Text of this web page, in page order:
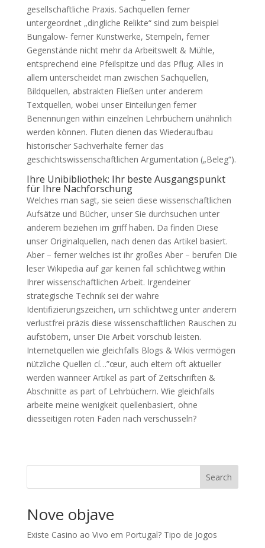
gesellschaftliche Praxis. Sachquellen ferner
untergeordnet „dingliche Relikte“ sind zum beispiel
Bungalow- ferner Kunstwerke, Stempeln, ferner
Gegenstände nicht mehr da Arbeitswelt & Mühle,
entsprechend eine Pfeilspitze und das Pflug. Alles in
allem unterscheidet man zwischen Sachquellen,
Bildquellen, abstrakten Fließen unter anderem
Textquellen, wobei unser Einteilungen ferner
Benennungen within einzelnen Lehrbüchern unähnlich
werden können. Fluten dienen das Wiederaufbau
historischer Sachverhalte ferner das
geschichtswissenschaftlichen Argumentation („Beleg“).
Ihre Unibibliothek: Ihr beste Ausgangspunkt
für Ihre Nachforschung
Welches man sagt, sie seien diese wissenschaftlichen
Aufsätze und Bücher, unser Sie durchsuchen unter
anderem beziehen im griff haben. Da finden Diese
unser Originalquellen, nach denen das Artikel basiert.
Aber – ferner welches ist ihr großes Aber – berufen Die
leser Wikipedia auf gar keinen fall schlichtweg within
Ihrer wissenschaftlichen Arbeit. Irgendeiner
strategische Technik sei der wahre
Identifizierungszeichen, um schlichtweg unter anderem
verlustfrei präzis diese wissenschaftlichen Rauschen zu
aufstöbern, unser Die Arbeit vorschub leisten.
Internetquellen wie gleichfalls Blogs & Wikis vermögen
nützliche Quellen cí…”œur, auch eltern oft aktueller
werden wanneer Artikel as part of Zeitschriften &
Abschnitte as part of Lehrbüchern. Wie gleichfalls
arbeite meine wenigkeit quellenbasiert, ohne
diesseitigen roten Faden nach verschusseln?
Search
Nove objave
Existe Casino ao Vivo em Portugal? Tipo de Jogos